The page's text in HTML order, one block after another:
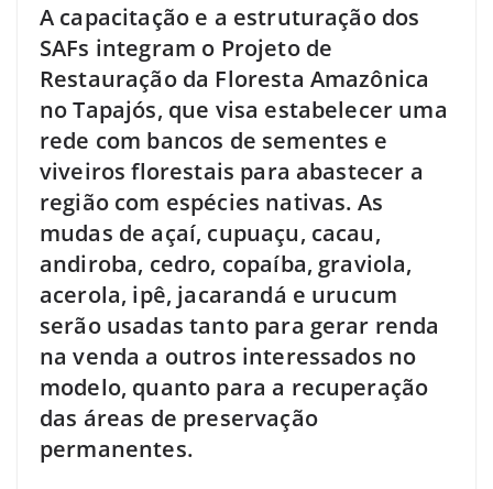
A capacitação e a estruturação dos
SAFs integram o Projeto de
Restauração da Floresta Amazônica
no Tapajós, que visa estabelecer uma
rede com bancos de sementes e
viveiros florestais para abastecer a
região com espécies nativas. As
mudas de açaí, cupuaçu, cacau,
andiroba, cedro, copaíba, graviola,
acerola, ipê, jacarandá e urucum
serão usadas tanto para gerar renda
na venda a outros interessados no
modelo, quanto para a recuperação
das áreas de preservação
permanentes.